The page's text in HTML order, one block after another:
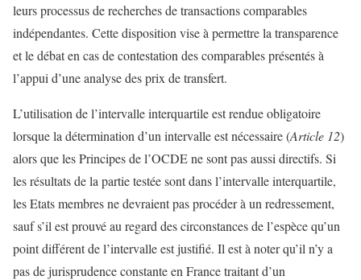
leurs processus de recherches de transactions comparables
indépendantes. Cette disposition vise à permettre la transparence
et le débat en cas de contestation des comparables présentés à
l’appui d’une analyse des prix de transfert.
L’utilisation de l’intervalle interquartile est rendue obligatoire
lorsque la détermination d’un intervalle est nécessaire (Article 12)
alors que les Principes de l’OCDE ne sont pas aussi directifs. Si
les résultats de la partie testée sont dans l’intervalle interquartile,
les Etats membres ne devraient pas procéder à un redressement,
sauf s’il est prouvé au regard des circonstances de l’espèce qu’un
point différent de l’intervalle est justifié. Il est à noter qu’il n’y a
pas de jurisprudence constante en France traitant d’un